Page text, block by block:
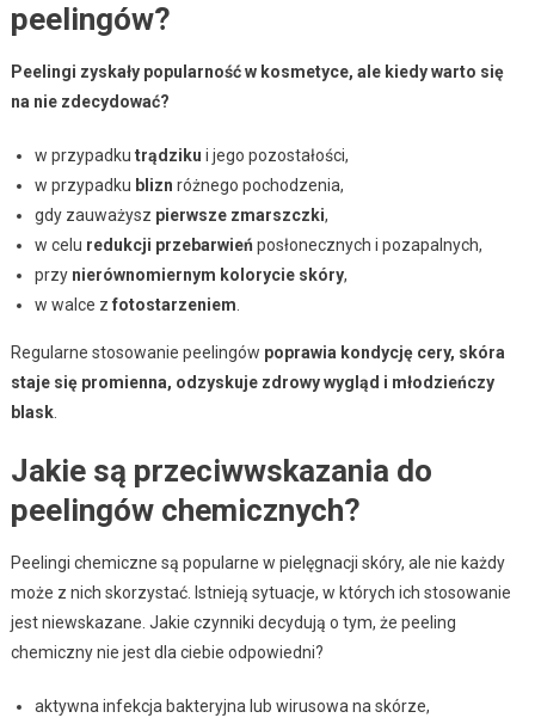
peelingów?
Peelingi zyskały popularność w kosmetyce, ale kiedy warto się
na nie zdecydować?
w przypadku trądziku i jego pozostałości,
w przypadku blizn różnego pochodzenia,
gdy zauważysz pierwsze zmarszczki,
w celu redukcji przebarwień posłonecznych i pozapalnych,
przy nierównomiernym kolorycie skóry,
w walce z fotostarzeniem
Regularne stosowanie peelingów poprawia kondycję cery, skóra
staje się promienna, odzyskuje zdrowy wygląd i młodzieńczy
blask.
Jakie są przeciwwskazania do
peelingów chemicznych?
Peelingi chemiczne są popularne w pielęgnacji skóry, ale nie każdy
może z nich skorzystać. Istnieją sytuacje, w których ich stosowanie
jest niewskazane. Jakie czynniki decydują o tym, że peeling
chemiczny nie jest dla ciebie odpowiedni?
aktywna infekcja bakteryjna lub wirusowa na skórze,